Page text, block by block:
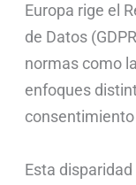
Europa rige el
de Datos
normas como
enfoques
Esta